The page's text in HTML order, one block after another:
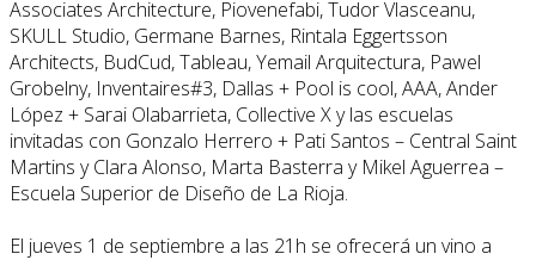
Associates Architecture, Piovenefabi, Tudor Vlasceanu,
SKULL Studio, Germane Barnes, Rintala Eggertsson
Architects, BudCud, Tableau, Yemail Arquitectura, Pawel
Grobelny, Inventaires#3, Dallas + Pool is cool, AAA, Ander
López + Sarai Olabarrieta, Collective X y las escuelas
invitadas con Gonzalo Herrero + Pati Santos – Central Saint
Martins y Clara Alonso, Marta Basterra y Mikel Aguerrea –
Escuela Superior de Diseño de La Rioja.
El jueves 1 de septiembre a las 21h se ofrecerá un vino a